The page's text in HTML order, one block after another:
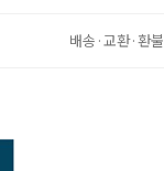
배송·교환·환불